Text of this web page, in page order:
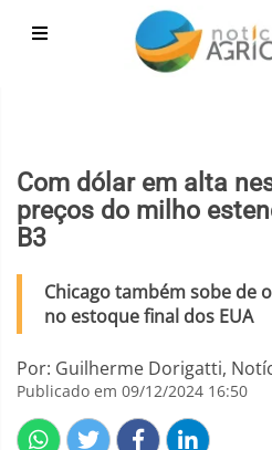
Com dólar em alta
preços do milho
B3
Chicago também sobe de
no estoque final dos EUA
Por: Guilherme Dorigatti,
Publicado em 09/12/2024 16:50